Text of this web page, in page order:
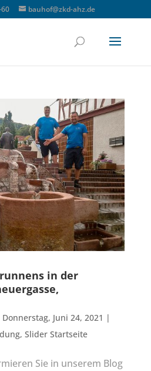
bauhof@zkd-ahz.de
in der
Donnerstag, Juni 24, 2021 |
, Slider Startseite
Sie in unserem Blog